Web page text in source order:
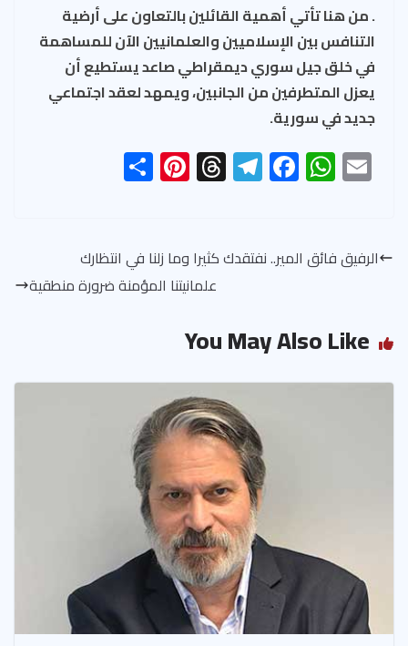
. من هنا تأتي أهمية القائلين بالتعاون على أرضية
التنافس بين الإسلاميين والعلمانيين الآن للمساهمة
في خلق جيل سوري ديمقراطي صاعد يستطيع أن
يعزل المتطرفين من الجانبين، ويمهد لعقد اجتماعي
جديد في سورية.
E
m
W
h
s
p
F
ac
b
Te
le
a
m
T
hr
ds
Pi
nt
es
t
e
الرفيق فائق المير.. نفتقدك كثيرا وما زلنا في انتظارك
علمانيتنا المؤمنة ضرورة منطقية
You May Also Like